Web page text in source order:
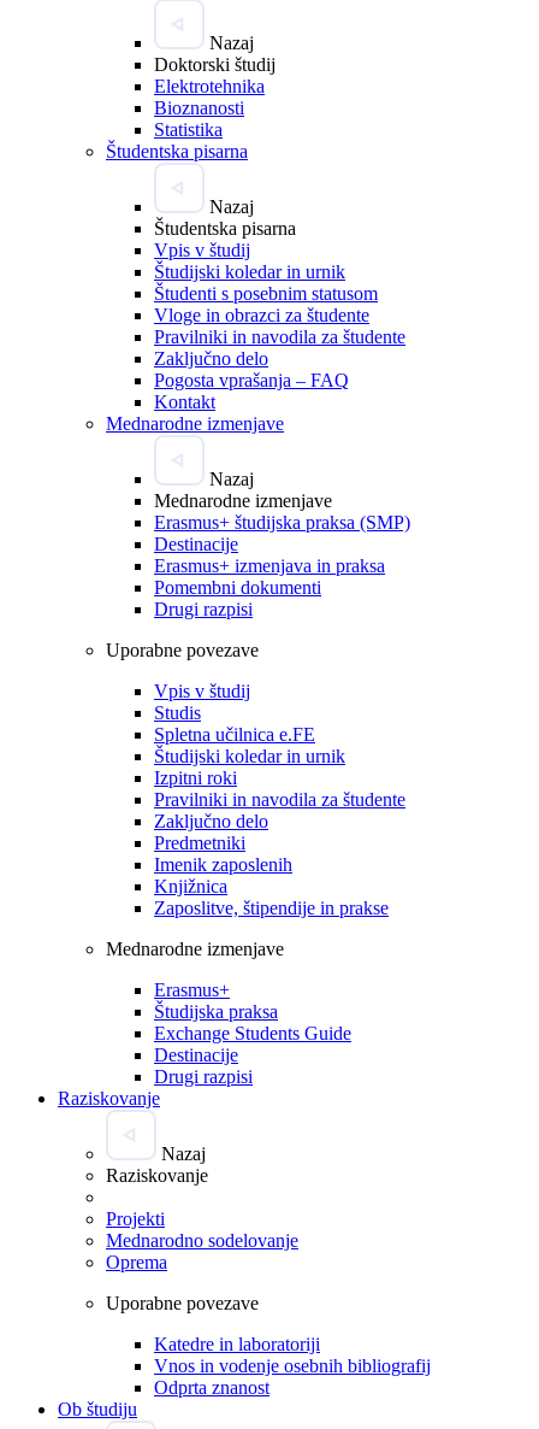
Nazaj
Doktorski študij
Elektrotehnika
Bioznanosti
Statistika
Študentska pisarna
Nazaj
Študentska pisarna
Vpis v študij
Študijski koledar in urnik
Študenti s posebnim statusom
Vloge in obrazci za študente
Pravilniki in navodila za študente
Zaključno delo
Pogosta vprašanja – FAQ
Kontakt
Mednarodne izmenjave
Nazaj
Mednarodne izmenjave
Erasmus+ študijska praksa (SMP)
Destinacije
Erasmus+ izmenjava in praksa
Pomembni dokumenti
Drugi razpisi
Uporabne povezave
Vpis v študij
Studis
Spletna učilnica e.FE
Študijski koledar in urnik
Izpitni roki
Pravilniki in navodila za študente
Zaključno delo
Predmetniki
Imenik zaposlenih
Knjižnica
Zaposlitve, štipendije in prakse
Mednarodne izmenjave
Erasmus+
Študijska praksa
Exchange Students Guide
Destinacije
Drugi razpisi
Raziskovanje
Nazaj
Raziskovanje
Projekti
Mednarodno sodelovanje
Oprema
Uporabne povezave
Katedre in laboratoriji
Vnos in vodenje osebnih bibliografij
Odprta znanost
Ob študiju